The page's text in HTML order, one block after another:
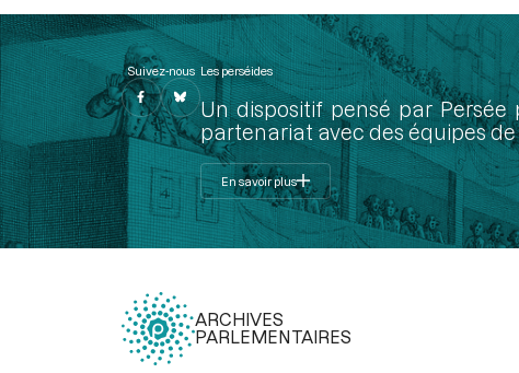
Suivez-nous Les perséides
Un dispositif pensé par
partenariat avec des équipes
En savoir plus
ARCHIVES
PARLEMENTAIRES